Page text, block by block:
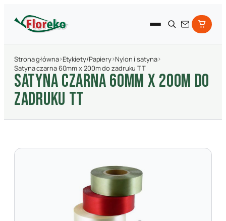
Strona główna›Etykiety/Papiery›Nylon i satyna›
Satyna czarna 60mm x 200m do zadruku TT
SATYNA CZARNA 60MM X 200M DO
ZADRUKU TT